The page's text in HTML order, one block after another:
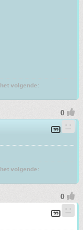
het volgende:
het volgende: